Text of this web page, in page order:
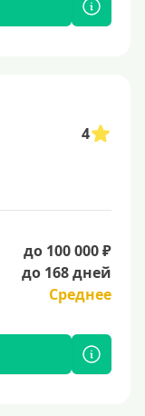
4
до 100 000 ₽
до 168 дней
Среднее